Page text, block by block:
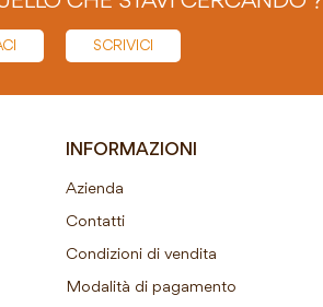
SCRIVICI
INFORMAZIONI
Azienda
Contatti
Condizioni di vendita
Modalità di pagamento